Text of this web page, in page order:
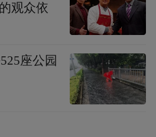
对时下中美贸易战中的
有公平竞争的机会、在开
风险，中国经济发展之路
名家思想精髓，分享个
得的中国智慧，敬请关注
观众依
座公园